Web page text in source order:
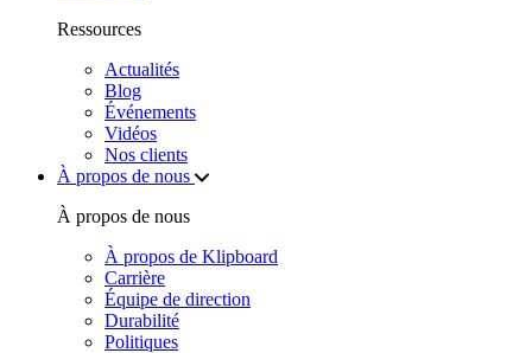
Ressources
Actualités
Blog
Événements
Vidéos
Nos clients
À propos de nous
À propos de nous
À propos de Klipboard
Carrière
Équipe de direction
Durabilité
Politiques